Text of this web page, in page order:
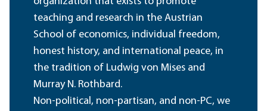
teaching and research in the Austrian
School of economics, individual freedom,
honest history, and international peace, in
the tradition of Ludwig von Mises and
Murray N. Rothbard.
Non-political, non-partisan, and non-PC, we